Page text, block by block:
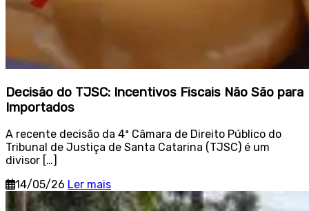
Decisão do TJSC: Incentivos Fiscais Não São para
Importados
A recente decisão da 4ª Câmara de Direito Público do
Tribunal de Justiça de Santa Catarina (TJSC) é um
divisor […]
14/05/26 Ler mais